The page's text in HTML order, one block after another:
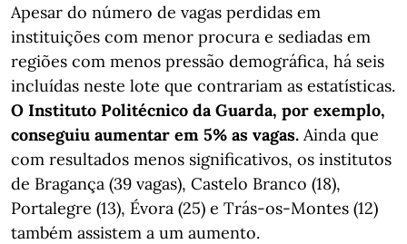
Apesar do número de vagas perdidas em
instituições com menor procura e sediadas em
regiões com menos pressão demográfica, há seis
incluídas neste lote que contrariam as estatísticas.
O Instituto Politécnico da Guarda, por exemplo,
conseguiu aumentar em 5% as vagas. Ainda que
com resultados menos significativos, os institutos
de Bragança (39 vagas), Castelo Branco (18),
Portalegre (13), Évora (25) e Trás-os-Montes (12)
também assistem a um aumento.